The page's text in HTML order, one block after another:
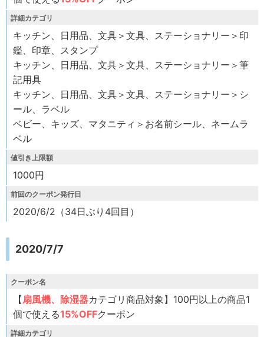
詳細カテゴリ
キッチン、日用品、文具＞文具、ステーショナリー＞印
鑑、印章、スタンプ
キッチン、日用品、文具＞文具、ステーショナリー＞筆
記用具
キッチン、日用品、文具＞文具、ステーショナリー＞シ
ール、ラベル
ベビー、キッズ、マタニティ＞お名前シール、ネームラ
ベル
値引き上限額
1000円
前回のクーポン発行日
2020/6/2（34日ぶり4回目）
2020/7/7
クーポン名
【扇風機、除湿器カテゴリ商品対象】100円以上の商品1
個で使える15%OFFクーポン
詳細カテゴリ